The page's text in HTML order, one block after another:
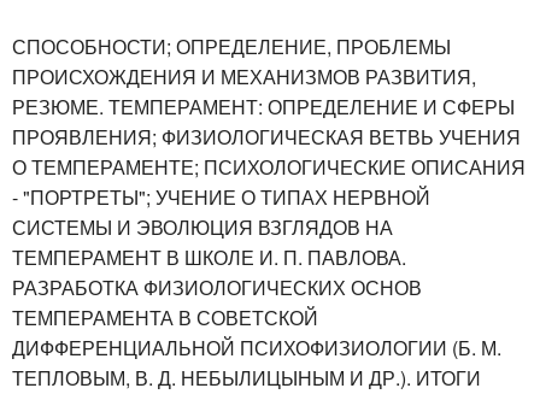
СПОСОБНОСТИ; ОПРЕДЕЛЕНИЕ, ПРОБЛЕМЫ
ПРОИСХОЖДЕНИЯ И МЕХАНИЗМОВ РАЗВИТИЯ,
РЕЗЮМЕ. ТЕМПЕРАМЕНТ: ОПРЕДЕЛЕНИЕ И СФЕРЫ
ПРОЯВЛЕНИЯ; ФИЗИОЛОГИЧЕСКАЯ ВЕТВЬ УЧЕНИЯ
О ТЕМПЕРАМЕНТЕ; ПСИХОЛОГИЧЕСКИЕ ОПИСАНИЯ
- "ПОРТРЕТЫ"; УЧЕНИЕ О ТИПАХ НЕРВНОЙ
СИСТЕМЫ И ЭВОЛЮЦИЯ ВЗГЛЯДОВ НА
ТЕМПЕРАМЕНТ В ШКОЛЕ И. П. ПАВЛОВА.
РАЗРАБОТКА ФИЗИОЛОГИЧЕСКИХ ОСНОВ
ТЕМПЕРАМЕНТА В СОВЕТСКОЙ
ДИФФЕРЕНЦИАЛЬНОЙ ПСИХОФИЗИОЛОГИИ (Б. М.
ТЕПЛОВЫМ, В. Д. НЕБЫЛИЦЫНЫМ И ДР.). ИТОГИ